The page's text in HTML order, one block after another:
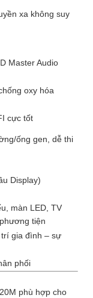
xa không suy
Master Audio
oxy hóa
cực tốt
ống gen, dễ thi
Display)
màn LED, TV
tiện
gia đình – sự
phối
phù hợp cho